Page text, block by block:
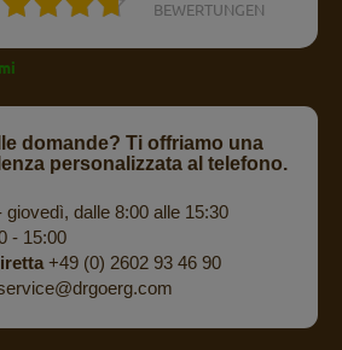
BEWERTUNGEN
domande? Ti offriamo una
personalizzata al telefono.
giovedì, dalle 8:00 alle 15:30
- 15:00
+49 (0) 2602 93 46 90